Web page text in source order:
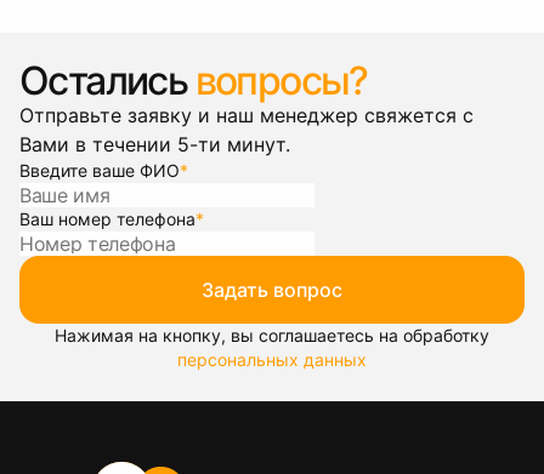
Остались вопросы?
Отправьте заявку и наш менеджер свяжется с
Вами в течении 5-ти минут.
Введите ваше ФИО*
Ваш номер телефона*
Задать вопрос
Нажимая на кнопку, вы соглашаетесь на обработку
персональных данных